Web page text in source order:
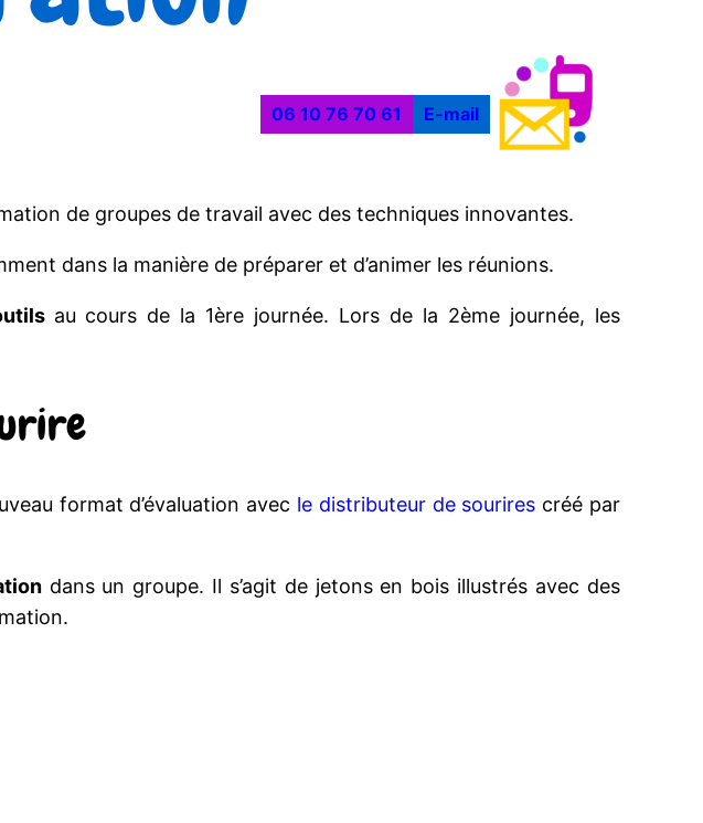
06 10 76 70 61 E-mail
de groupes de travail avec des techniques innovantes.
dans la manière de préparer et d’animer les réunions.
au cours de la 1ère journée. Lors de la 2ème journée, les
format d’évaluation avec le distributeur de sourires créé par
dans un groupe. Il s’agit de jetons en bois illustrés avec des